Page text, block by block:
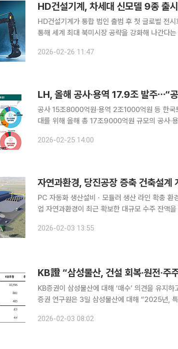
HD건설기계, 차세대 신모델 9종 출
HD건설기계가 통합 법인 출범 후 첫 글로벌 전
통해 세계 최대 북미시장 공략을 강화해 나간다는 계획이다. HD건설기계는 내달
26일 밝혔다. HD건설기계는 현대
2026-02-26 11:47
LH, 올해 공사·용역 17.9조 발주⋯“
공사 15조8000억원·용역 2조1000억원 등 한국토지주택공사(LH)는 건설경기 회복과 주택공급 확
대를 위해 올해 총 17조9000억원 규모의 공사·
사업 관련 발주가 전체 발주 금액의 약 68%
2026-02-25 14:00
자연과환경, 당진공장 증축 건축설
PC 자동화 생산설비ㆍ모듈러 생산 라인 확충 환경 생태 복원 및 PC(Precast Concrete) 전문 기
업 자연과환경이 최근 확보한 대규모 수주 잔액
9846.28㎡(약 2978평) 규모의 공장 및 창고 증
2026-02-03 13:55
KB證 “삼성물산, 건설 회복·원전·
KB증권이 삼성물산에 대해 ‘매수’ 의견을 유지하고
증권 연구원은 3일 삼성물산에 대해 “2025년,
건설 경기 회복 전망△친화적인 주주환원 정책
2026-02-03 08:02